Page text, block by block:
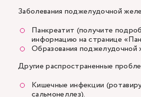
Заболевания поджелудочной
Панкреатит (получите
информацию на странице
Образования поджелудочной
Другие распространенные
Кишечные инфекции
сальмонеллез).